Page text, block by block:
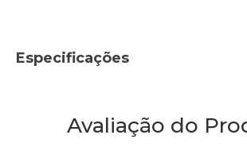
Especificações
Avaliação do